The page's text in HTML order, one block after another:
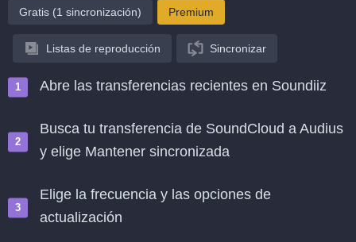
Gratis (1 sincronización) Premium
Listas de reproducción Sincronizar
Abre las transferencias recientes en Soundiiz
Busca tu transferencia de SoundCloud a Audius
y elige Mantener sincronizada
Elige la frecuencia y las opciones de
actualización